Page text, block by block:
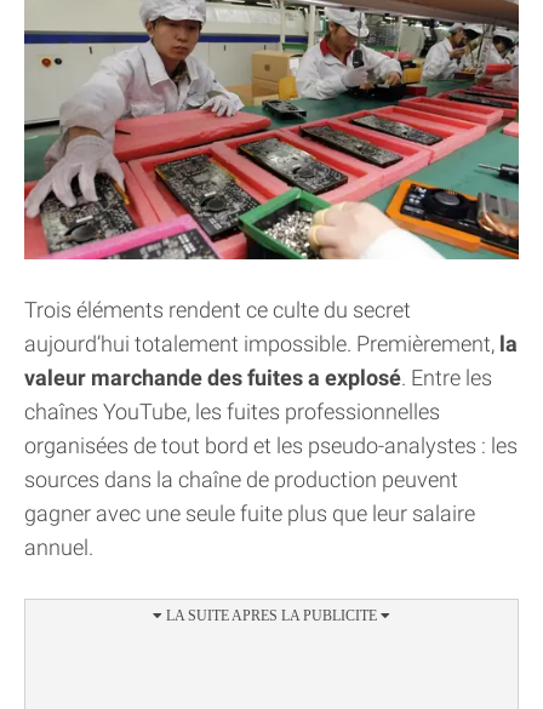
Trois éléments rendent ce culte du secret
aujourd’hui totalement impossible. Premièrement, la
valeur marchande des fuites a explosé. Entre les
chaînes YouTube, les fuites professionnelles
organisées de tout bord et les pseudo-analystes : les
sources dans la chaîne de production peuvent
gagner avec une seule fuite plus que leur salaire
annuel.